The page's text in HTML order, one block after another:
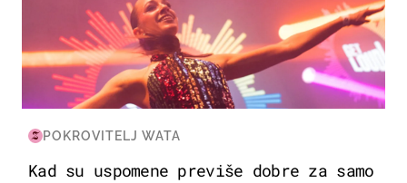
POKROVITELJ WATA
Kad su uspomene previše dobre za samo